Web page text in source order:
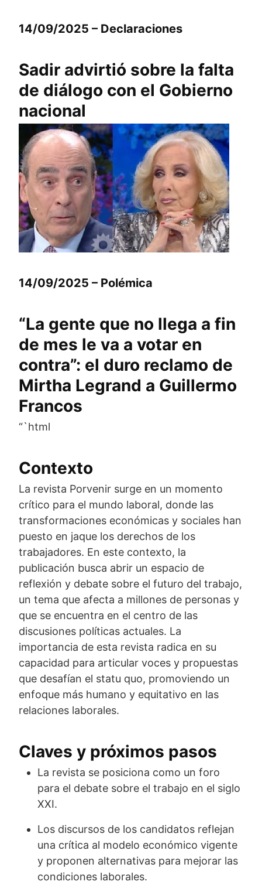
14/09/2025 – Declaraciones
Sadir advirtió sobre la falta
de diálogo con el Gobierno
nacional
14/09/2025 – Polémica
“La gente que no llega a fin
de mes le va a votar en
contra”: el duro reclamo de
Mirtha Legrand a Guillermo
Francos
“`html
Contexto
La revista Porvenir surge en un momento
crítico para el mundo laboral, donde las
transformaciones económicas y sociales han
puesto en jaque los derechos de los
trabajadores. En este contexto, la
publicación busca abrir un espacio de
reflexión y debate sobre el futuro del trabajo,
un tema que afecta a millones de personas y
que se encuentra en el centro de las
discusiones políticas actuales. La
importancia de esta revista radica en su
capacidad para articular voces y propuestas
que desafían el statu quo, promoviendo un
enfoque más humano y equitativo en las
relaciones laborales.
Claves y próximos pasos
La revista se posiciona como un foro
para el debate sobre el trabajo en el siglo
XXI.
Los discursos de los candidatos reflejan
una crítica al modelo económico vigente
y proponen alternativas para mejorar las
condiciones laborales.